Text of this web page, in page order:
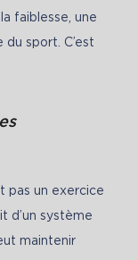
faiblesse, une
sport. C’est
pas un exercice
d’un système
maintenir